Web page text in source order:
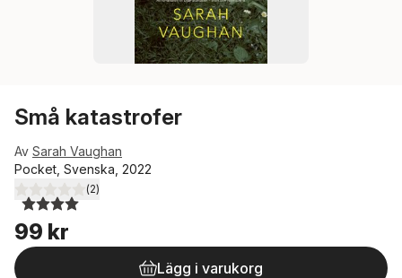
Små katastrofer
Av Sarah Vaughan
Pocket, Svenska, 2022
4,0utav 5 stjärnor. Totalt antal röster:
(2)
99 kr
Lägg i varukorg